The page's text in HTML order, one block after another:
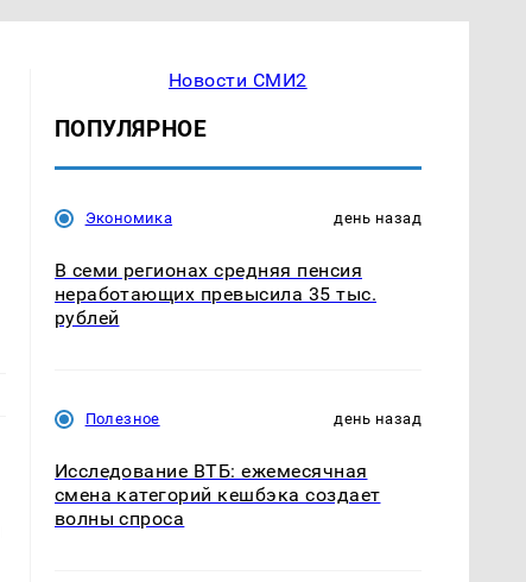
Новости СМИ2
ПОПУЛЯРНОЕ
Экономика день назад
В семи регионах средняя пенсия
неработающих превысила 35 тыс.
рублей
Полезное день назад
Исследование ВТБ: ежемесячная
смена категорий кешбэка создает
волны спроса